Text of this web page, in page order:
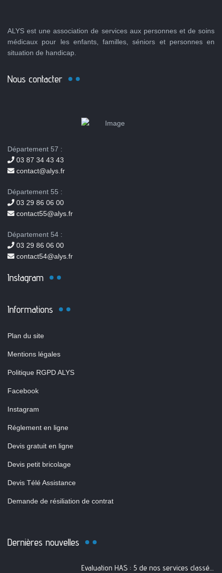
ALYS est une association de services aux personnes et de soins
médicaux pour les enfants, familles, séniors et personnes en
situation de handicap.
Nous contacter
Département 57 :
03 87 34 43 43
contact@alys.fr
Département 55 :
03 29 86 06 00
contact55@alys.fr
Département 54 :
03 29 86 06 00
contact54@alys.fr
Instagram
Informations
Plan du site
Mentions légales
Politique RGPD ALYS
Facebook
Instagram
Réglement en ligne
Devis gratuit en ligne
Devis petit bricolage
Devis Télé Assistance
Demande de résiliation de contrat
Dernières nouvelles
Evaluation HAS : 5 de nos services classés A